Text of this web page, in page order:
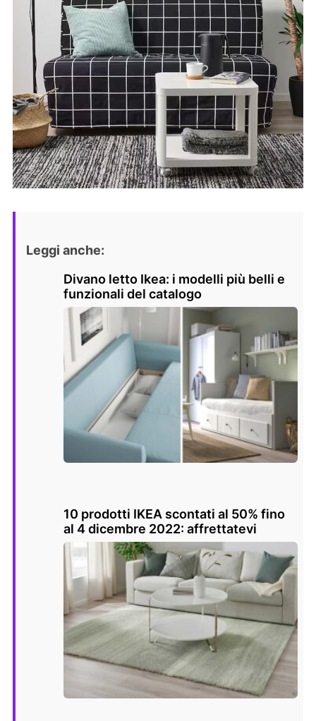
Leggi anche:
Divano letto Ikea: i modelli più belli e
funzionali del catalogo
10 prodotti IKEA scontati al 50% fino
al 4 dicembre 2022: affrettatevi